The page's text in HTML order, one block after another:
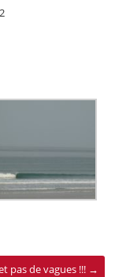
pas de vagues !!! →